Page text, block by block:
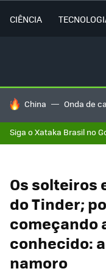
CIÊNCIA
TENDÊNCIAS DO DIA
China Onda de
Siga o Xataka Brasil no
Os solteiros
do Tinder;
começando
conhecido:
namoro